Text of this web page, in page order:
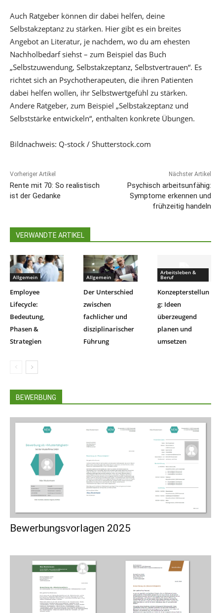
Auch Ratgeber können dir dabei helfen, deine
Selbstakzeptanz zu stärken. Hier gibt es ein breites
Angebot an Literatur, je nachdem, wo du am ehesten
Nachholbedarf siehst – zum Beispiel das Buch
„Selbstzuwendung, Selbstakzeptanz, Selbstvertrauen“. Es
richtet sich an Psychotherapeuten, die ihren Patienten
dabei helfen wollen, ihr Selbstwertgefühl zu stärken.
Andere Ratgeber, zum Beispiel „Selbstakzeptanz und
Selbststärke entwickeln“, enthalten konkrete Übungen.
Bildnachweis: Q-stock / Shutterstock.com
Vorheriger Artikel
Rente mit 70: So realistisch
ist der Gedanke
Nächster Artikel
Psychisch arbeitsunfähig:
Symptome erkennen und
frühzeitig handeln
VERWANDTE ARTIKEL
Allgemein
Employee
Lifecycle:
Bedeutung,
Phasen &
Strategien
Allgemein
Der Unterschied
zwischen
fachlicher und
disziplinarischer
Führung
Arbeitsleben &
Beruf
Konzepterstellun
g: Ideen
überzeugend
planen und
umsetzen
BEWERBUNG
Bewerbungsvorlagen 2025